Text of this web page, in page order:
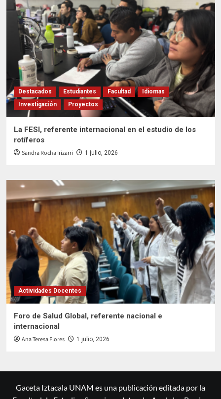
Destacados Estudiantes Facultad
Idiomas
Investigación
Proyectos
La FESI, referente internacional en el estudio de los
rotíferos
Sandra Rocha Irizarri 1 julio, 2026
Actividades Docentes
Foro de Salud Global, referente nacional e
internacional
Ana Teresa Flores 1 julio, 2026
Gaceta Iztacala UNAM es una publicación editada por la